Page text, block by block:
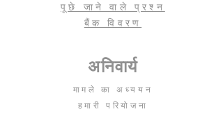
पूछे जाने वाले प्रश्न
बैंक विवरण
अनिवार्य
मामले का अध्ययन
हमारी परियोजना